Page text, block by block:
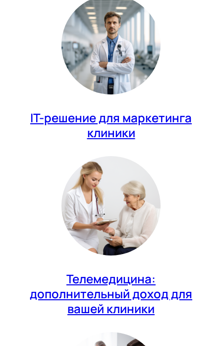
IT-решение для маркетинга
клиники
Телемедицина:
дополнительный доход для
вашей клиники